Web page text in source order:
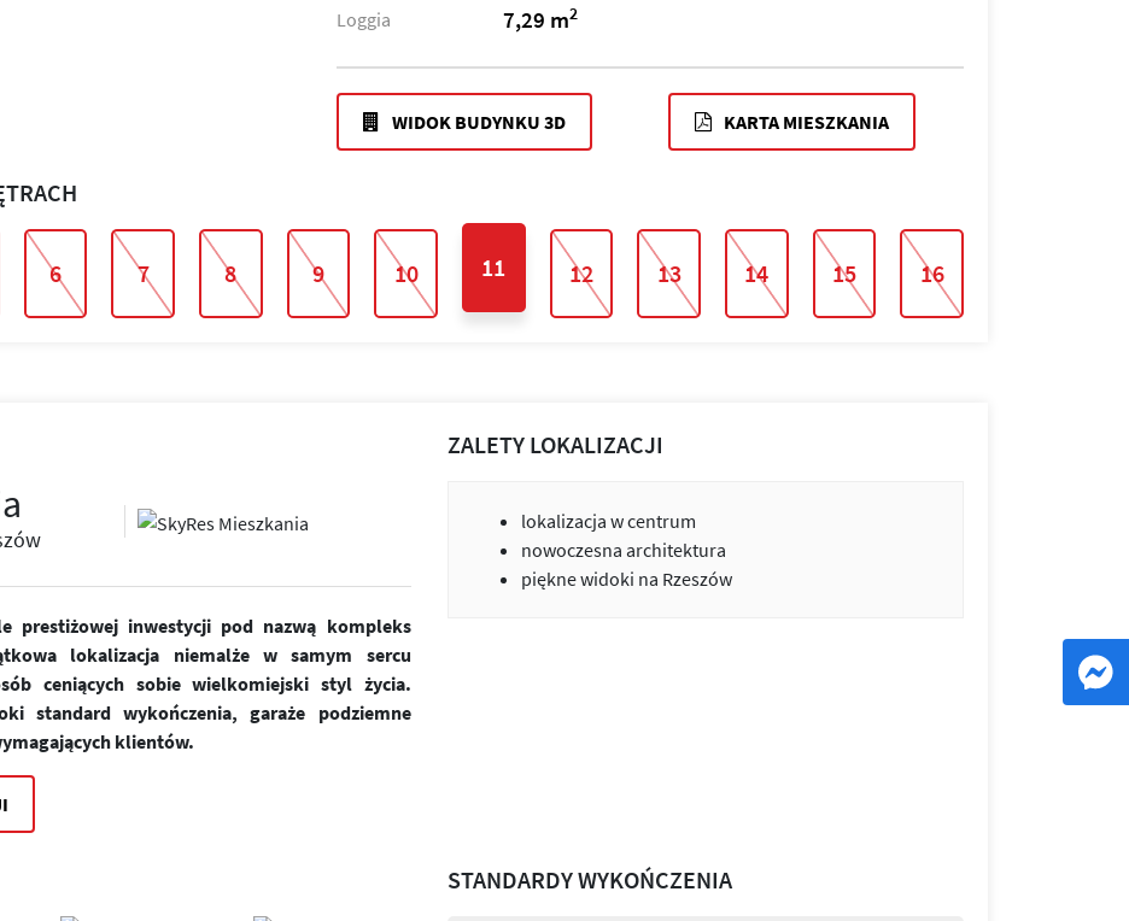
Loggia 7,29 m2
WIDOK BUDYNKU 3D KARTA MIESZKANIA
6 7 8 9 10 11 12 13 14 15 16
prestiżowej inwestycji pod nazwą kompleks
lokalizacja niemalże w samym sercu
ceniących sobie wielkomiejski styl życia.
standard wykończenia, garaże podziemne
klientów.
ZALETY LOKALIZACJI
lokalizacja w centrum
nowoczesna architektura
piękne widoki na Rzeszów
STANDARDY WYKOŃCZENIA